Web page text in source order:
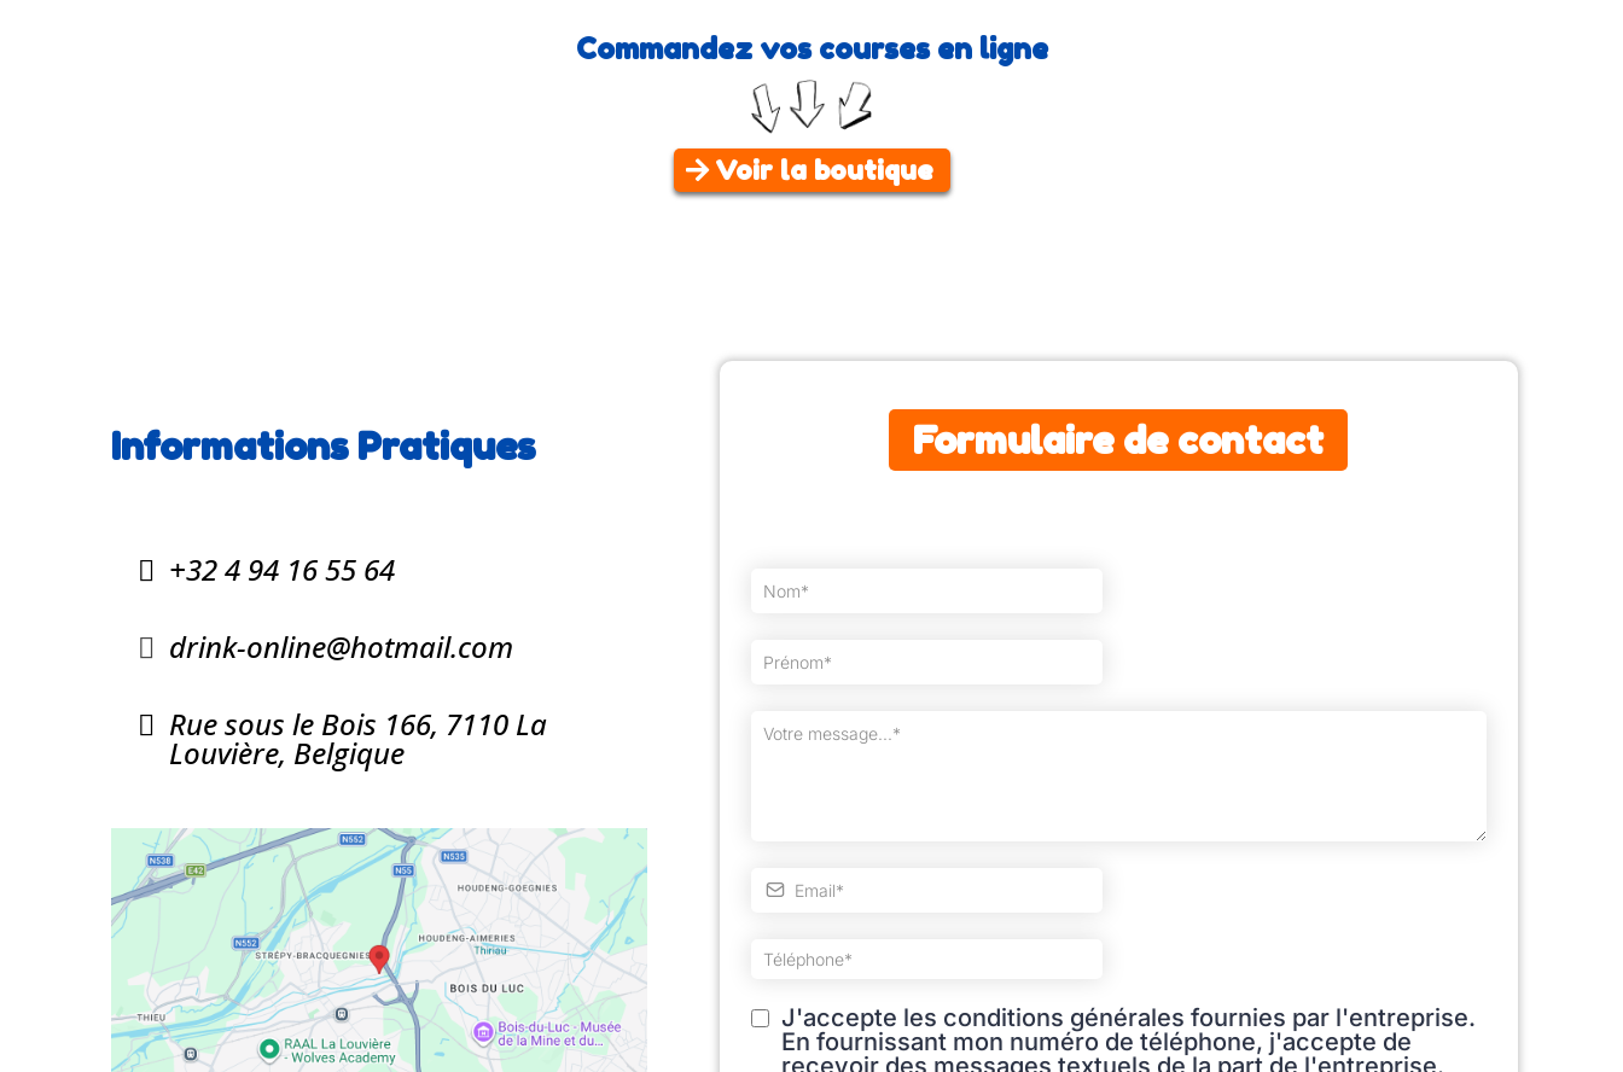
Commandez vos courses en ligne
Voir la boutique
Informations Pratiques
+32 4 94 16 55 64
drink-online@hotmail.com
Rue sous le Bois 166, 7110 La
Louvière, Belgique
Formulaire de contact
J'accepte les conditions générales fournies par l'entreprise.
En fournissant mon numéro de téléphone, j'accepte de
recevoir des messages textuels de la part de l'entreprise.